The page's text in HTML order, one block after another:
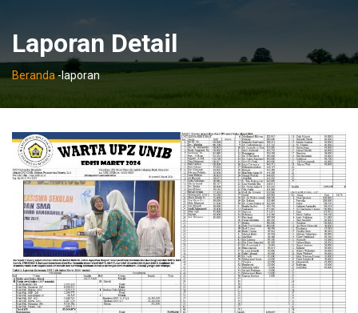
Laporan Detail
Beranda-laporan